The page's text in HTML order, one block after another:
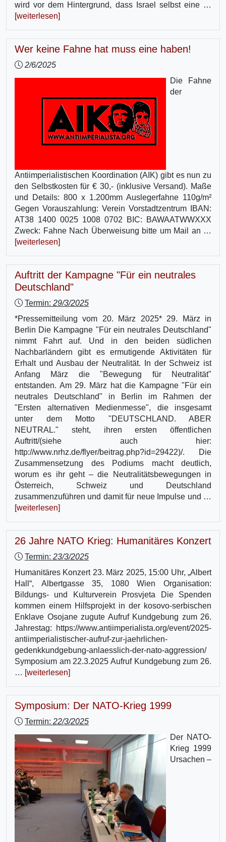
wird vor dem Hintergrund, dass Israel selbst eine …
[weiterlesen]
Wer keine Fahne hat muss eine haben!
2/6/2025
Die Fahne
der
Antiimperialistischen Koordination (AIK) gibt es nun zu
den Selbstkosten für € 30,- (inklusive Versand). Maße
und Details: 800 x 1.200mm Auslegerfahne 110g/m²
Gegen Vorauszahlung: Verein Vorstadtzentrum IBAN:
AT38 1400 0025 1008 0702 BIC: BAWAATWWXXX
Zweck: Fahne Nach Überweisung bitte um Mail an …
[weiterlesen]
Auftritt der Kampagne "Für ein neutrales
Deutschland"
Termin: 29/3/2025
*Pressemitteilung vom 20. März 2025* 29. März in
Berlin Die Kampagne "Für ein neutrales Deutschland"
nimmt Fahrt auf. Und in den beiden südlichen
Nachbarländern gibt es ermutigende Aktivitäten für
Erhalt und Ausbau der Neutralität. In der Schweiz ist
Anfang März die "Bewegung für Neutralität"
entstanden. Am 29. März hat die Kampagne "Für ein
neutrales Deutschland" in Berlin im Rahmen der
"Ersten alternativen Medienmesse", die insgesamt
unter dem Motto "DEUTSCHLAND. ABER
NEUTRAL." steht, ihren ersten öffentlichen
Auftritt/(siehe auch hier:
http://www.nrhz.de/flyer/beitrag.php?id=29422)/. Die
Zusammensetzung des Podiums macht deutlich,
worum es ihr geht – die Neutralitätsbewegungen in
Österreich, Schweiz und Deutschland
zusammenzuführen und damit für neue Impulse und …
[weiterlesen]
26 Jahre NATO Krieg: Humanitäres Konzert
Termin: 23/3/2025
Humanitäres Konzert 23. März 2025, 15:00 Uhr, „Albert
Hall“, Albertgasse 35, 1080 Wien Organisation:
Bildungs- und Kulturverein Prosvjeta Die Spenden
kommen einem Hilfsprojekt in der kosovo-serbischen
Enklave Osojane zugute Aufruf Kundgebung zum 26.
Jahrestag: https://www.antiimperialista.org/event/2025-
antiimperialistischer-aufruf-zur-jaehrlichen-
gedenkkundgebung-anlaesslich-der-nato-aggression/
Symposium am 22.3.2025 Aufruf Kundgebung zum 26.
… [weiterlesen]
Symposium: Der NATO-Krieg 1999
Termin: 22/3/2025
Der NATO-
Krieg 1999
Ursachen –